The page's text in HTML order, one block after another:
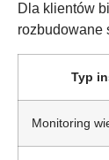
Dla klientów
rozbudowane
Typ
Monitoring